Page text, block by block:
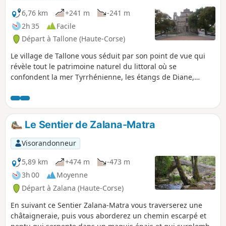
6,76 km
+241 m
-241 m
2h 35
Facile
Départ à Tallone (Haute-Corse)
Le village de Tallone vous séduit par son point de vue qui
révèle tout le patrimoine naturel du littoral où se
confondent la mer Tyrrhénienne, les étangs de Diane,
s’ouvre sur une place imposante où se dresse l’église
baroque de Saint-Cézaire, dont le parvis est construit avec
un type de roche particulier, le gneiss. Sa porte sculptée et
son clocher-tour sont admirables.
Le Sentier de Zalana-Matra
Visorandonneur
5,89 km
+474 m
-473 m
3h 00
Moyenne
Départ à Zalana (Haute-Corse)
En suivant ce Sentier Zalana-Matra vous traverserez une
châtaigneraie, puis vous aborderez un chemin escarpé et